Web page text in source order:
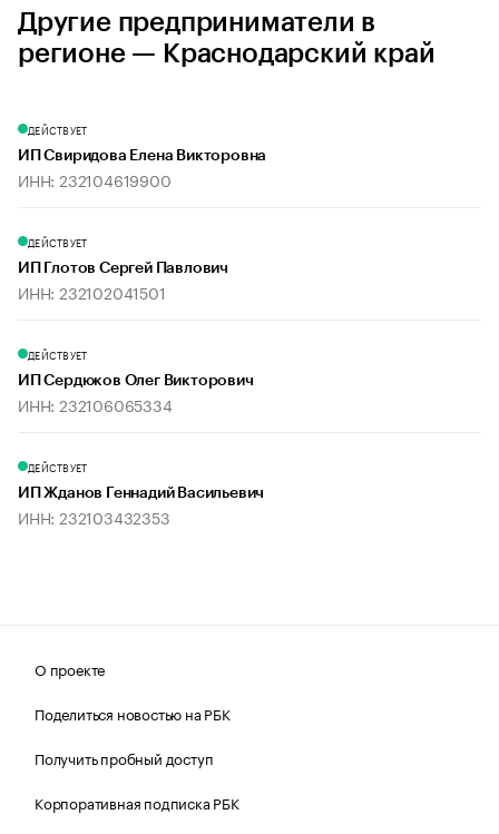
Другие предприниматели в
регионе — Краснодарский край
ДЕЙСТВУЕТ
ИП Свиридова Елена Викторовна
ИНН: 232104619900
ДЕЙСТВУЕТ
ИП Глотов Сергей Павлович
ИНН: 232102041501
ДЕЙСТВУЕТ
ИП Сердюков Олег Викторович
ИНН: 232106065334
ДЕЙСТВУЕТ
ИП Жданов Геннадий Васильевич
ИНН: 232103432353
О проекте
Поделиться новостью на РБК
Получить пробный доступ
Корпоративная подписка РБК